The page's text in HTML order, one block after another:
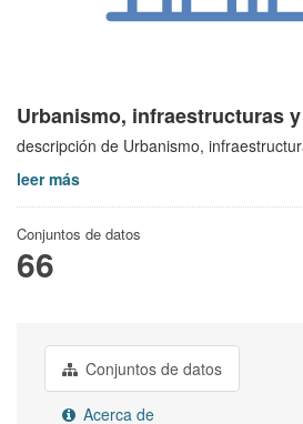
Urbanismo, infraestructuras
descripción de Urbanismo,
leer más
Conjuntos de datos
66
Conjuntos de datos
Acerca de